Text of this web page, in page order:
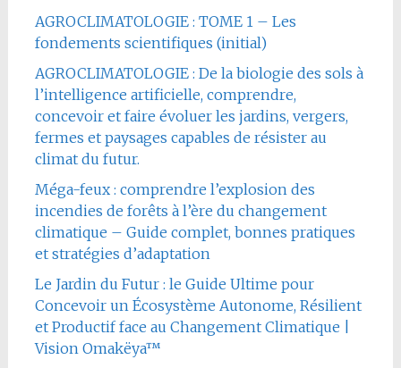
AGROCLIMATOLOGIE : TOME 1 – Les
fondements scientifiques (initial)
AGROCLIMATOLOGIE : De la biologie des sols à
l’intelligence artificielle, comprendre,
concevoir et faire évoluer les jardins, vergers,
fermes et paysages capables de résister au
climat du futur.
Méga-feux : comprendre l’explosion des
incendies de forêts à l’ère du changement
climatique – Guide complet, bonnes pratiques
et stratégies d’adaptation
Le Jardin du Futur : le Guide Ultime pour
Concevoir un Écosystème Autonome, Résilient
et Productif face au Changement Climatique |
Vision Omakëya™